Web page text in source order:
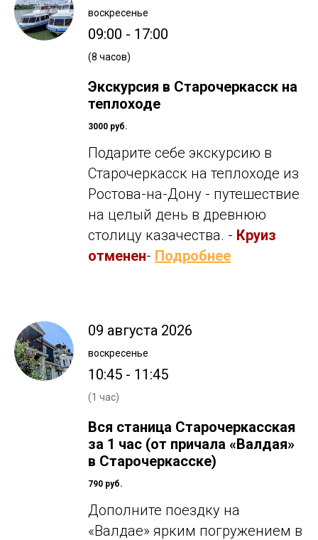
воскресенье
09:00 - 17:00
(8 часов)
Экскурсия в Старочеркасск на
теплоходе
3000 руб.
Подарите себе экскурсию в
Старочеркасск на теплоходе из
Ростова-на-Дону - путешествие
на целый день в древнюю
столицу казачества. - Круиз
отменен- Подробнее
09 августа 2026
воскресенье
10:45 - 11:45
(1 час)
Вся станица Старочеркасская
за 1 час (от причала «Валдая»
в Старочеркасске)
790 руб.
Дополните поездку на
«Валдае» ярким погружением в